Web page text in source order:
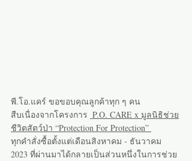
พี.โอ.แคร์ ขอขอบคุณลูกค้าทุก ๆ คน
สืบเนื่องจากโครงการ P.O. CARE x มูลนิธิช่วย
ชีวิตสัตว์ป่า “Protection For Protection”
ทุกคำสั่งซื้อตั้งแต่เดือนสิงหาคม - ธันวาคม
2023 ที่ผ่านมาได้กลายเป็นส่วนหนึ่งในการช่วย